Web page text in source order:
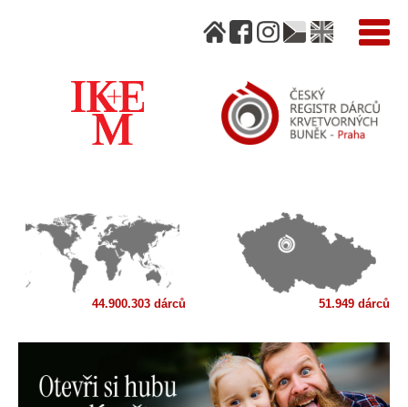
44.900.303 dárců 51.949 dárců